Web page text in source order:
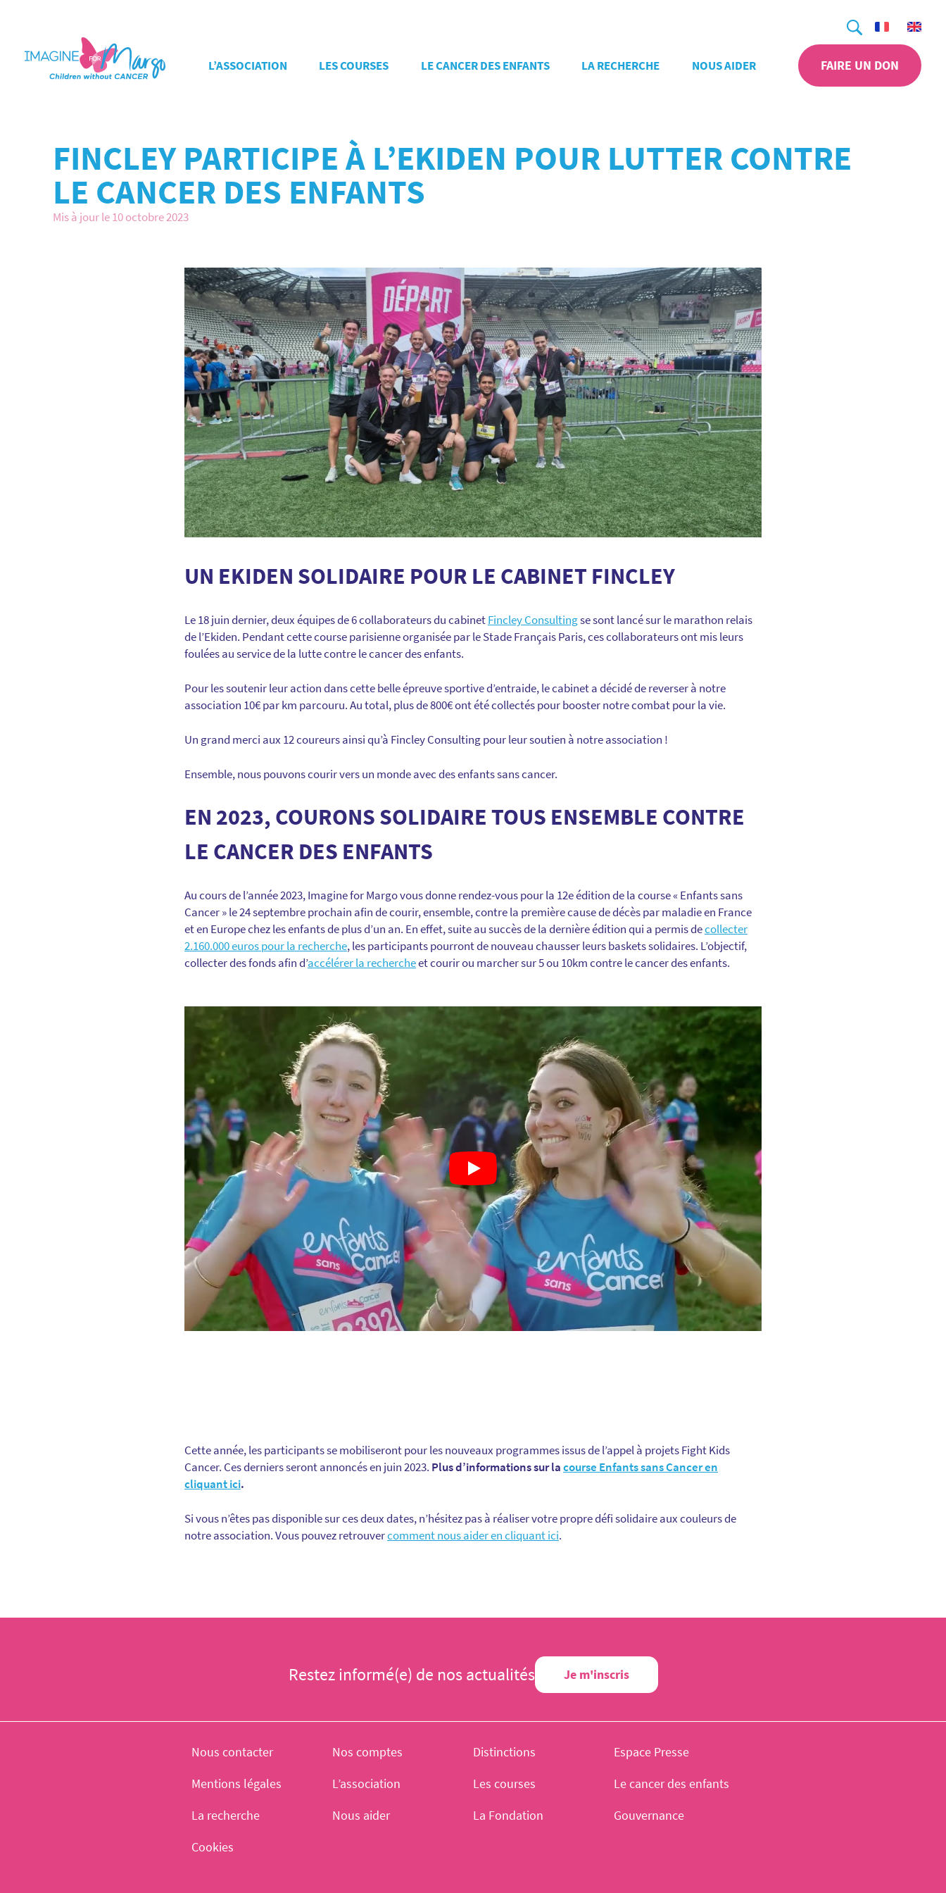
Recherche
L’ASSOCIATION LES COURSES LE CANCER DES ENFANTS LA RECHERCHE NOUS AIDER FAIRE UN DON
FINCLEY PARTICIPE À L’EKIDEN POUR LUTTER CONTRE
LE CANCER DES ENFANTS
Mis à jour le 10 octobre 2023
UN EKIDEN SOLIDAIRE POUR LE CABINET FINCLEY
Le 18 juin dernier, deux équipes de 6 collaborateurs du cabinetFincley Consultingse sont lancé sur le marathon relais
de l’Ekiden. Pendant cette course parisienne organisée par le Stade Français Paris, ces collaborateurs ont mis leurs
foulées au service de la lutte contre le cancer des enfants.
Pour les soutenir leur action dans cette belle épreuve sportive d’entraide, le cabinet a décidé de reverser à notre
association 10€ par km parcouru. Au total, plus de 800€ ont été collectés pour booster notre combat pour la vie.
Un grand merci aux 12 coureurs ainsi qu’à Fincley Consulting pour leur soutien à notre association !
Ensemble, nous pouvons courir vers un monde avec des enfants sans cancer.
EN 2023, COURONS SOLIDAIRE TOUS ENSEMBLE CONTRE
LE CANCER DES ENFANTS
Au cours de l’année 2023, Imagine for Margo vous donne rendez-vous pour la 12e édition de la course « Enfants sans
Cancer » le 24 septembre prochain afin de courir, ensemble, contre la première cause de décès par maladie en France
et en Europe chez les enfants de plus d’un an. En effet, suite au succès de la dernière édition qui a permis decollecter
2.160.000 euros pour la recherche, les participants pourront de nouveau chausser leurs baskets solidaires. L’objectif,
collecter des fonds afin d’accélérer la rechercheet courir ou marcher sur 5 ou 10km contre le cancer des enfants.
Cette année, les participants se mobiliseront pour les nouveaux programmes issus de l’appel à projets Fight Kids
Cancer. Ces derniers seront annoncés en juin 2023. Plus d’informations sur lacourse Enfants sans Cancer en
cliquant ici.
Si vous n’êtes pas disponible sur ces deux dates, n’hésitez pas à réaliser votre propre défi solidaire aux couleurs de
notre association. Vous pouvez retrouvercomment nous aider en cliquant ici.
Restez informé(e) de nos actualités Je m'inscris
Nous contacter Nos comptes Distinctions
Espace Presse
Mentions légales
L’association Les courses
Le cancer des enfants
La recherche
Nous aider La Fondation
Gouvernance
Cookies